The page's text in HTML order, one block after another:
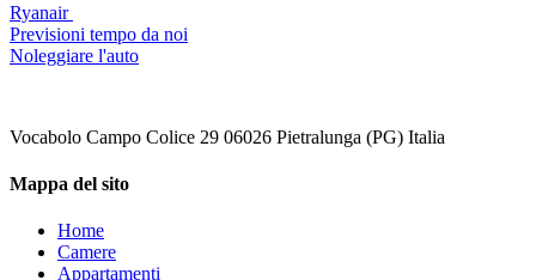
Ryanair
Previsioni tempo da noi
Noleggiare l'auto
Vocabolo Campo Colice 29 06026 Pietralunga (PG) Italia
Mappa del sito
Home
Camere
Appartamenti